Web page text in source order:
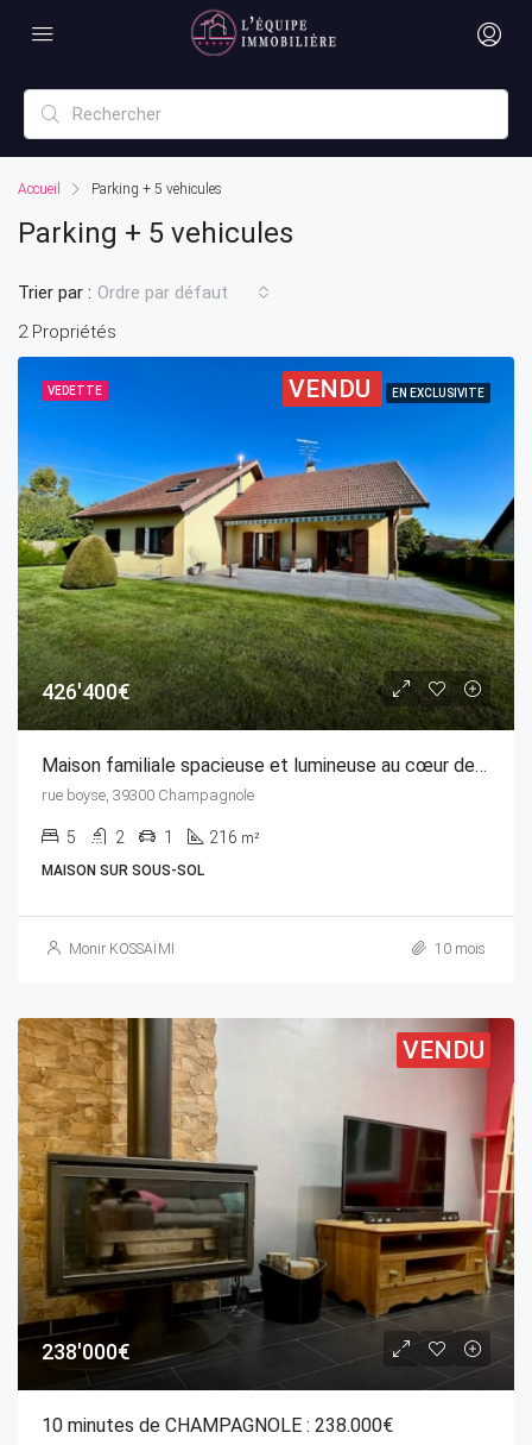
Accueil Parking + 5 vehicules
Parking + 5 vehicules
2 Propriétés
Trier par : Ordre par défaut
VEDETTE VENDU EN EXCLUSIVITE
426'400€
Maison familiale spacieuse et lumineuse au cœur de Champagnole
rue boyse, 39300 Champagnole
5 2 1 216 m²
MAISON SUR SOUS-SOL
Monir KOSSAÏMI 10 mois
VENDU
238'000€
10 minutes de CHAMPAGNOLE : 238.000€